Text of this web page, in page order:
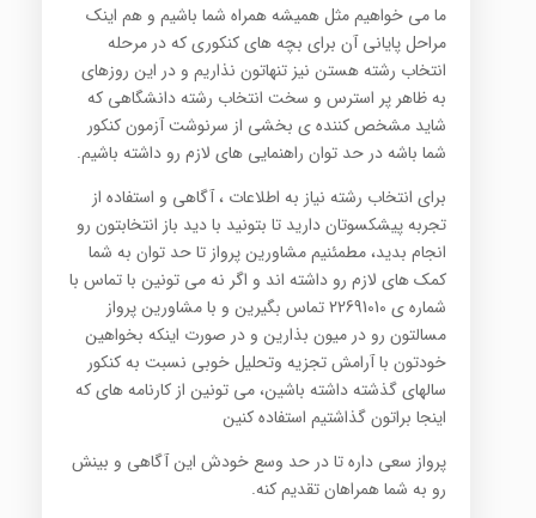
ما می خواهیم مثل همیشه همراه شما باشیم و هم اینک
مراحل پایانی آن برای بچه های کنکوری که در مرحله
انتخاب رشته هستن نیز تنهاتون نذاریم و در این روزهای
به ظاهر پر استرس و سخت انتخاب رشته دانشگاهی که
شاید مشخص کننده ی بخشی از سرنوشت آزمون کنکور
شما باشه در حد توان راهنمایی های لازم رو داشته باشیم.
برای انتخاب رشته نیاز به اطلاعات ، آگاهی و استفاده از
تجربه پیشکسوتان دارید تا بتونید با دید باز انتخابتون رو
انجام بدید، مطمئنیم مشاورین پرواز تا حد توان به شما
کمک های لازم رو داشته اند و اگر نه می تونین با تماس با
شماره ی 22691010 تماس بگیرین و با مشاورین پرواز
مسالتون رو در میون بذارین و در صورت اینکه بخواهین
خودتون با آرامش تجزیه وتحلیل خوبی نسبت به کنکور
سالهای گذشته داشته باشین، می تونین از کارنامه های که
اینجا براتون گذاشتیم استفاده کنین
پرواز سعی داره تا در حد وسع خودش این آگاهی و بینش
رو به شما همراهان تقدیم کنه.